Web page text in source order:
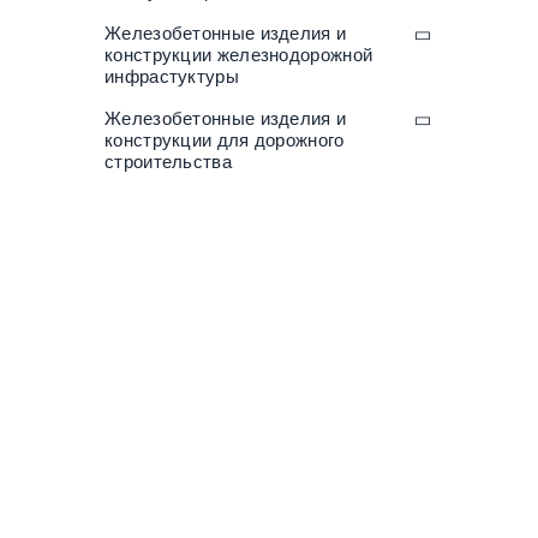
Железобетонные изделия и
конструкции железнодорожной
инфрастуктуры
Железобетонные изделия и
конструкции для дорожного
строительства